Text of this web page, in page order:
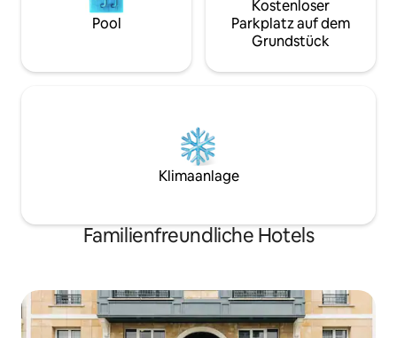
Pool
Kostenloser
Parkplatz auf dem
Grundstück
Klimaanlage
Familienfreundliche Hotels